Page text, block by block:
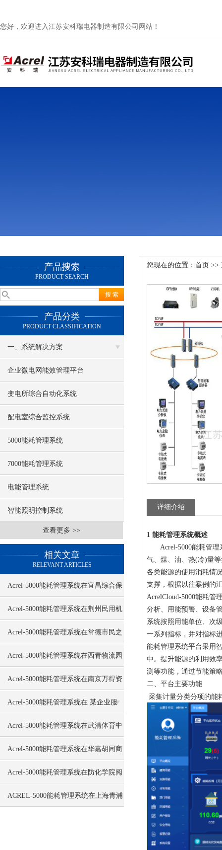
您好，欢迎进入江苏安科瑞电器制造有限公司网站！
产品搜索
PRODUCT SEARCH
产品分类
PRODUCT CLASSIFICATION
一、系统解决方案
企业微电网能效管理平台
变电所综合自动化系统
配电室综合监控系统
5000能耗管理系统
7000能耗管理系统
电能管理系统
智能照明控制系统
查看更多 >>
相关文章
RELEVANT ARTICLES
Acrel-5000能耗管理系统在宜昌综合保
税区及海关监管大楼的应用
Acrel-5000能耗管理系统在荆州民用机
场的应用
Acrel-5000能耗管理系统在常德市民之
家的应用
Acrel-5000能耗管理系统在西青物流园
仓库与附属用房的应用
Acrel-5000能耗管理系统在南京万得资
讯运营中心智能化工程的应用
Acrel-5000能耗管理系统在 某企业服
务中心的应用
Acrel-5000能耗管理系统在武清体育中
心项目的应用
Acrel-5000能耗管理系统在华嘉胡同商
业金融用地项目的应用
Acrel-5000能耗管理系统在防化学院阅
兵村项目的应用
ACREL-5000能耗管理系统在上海青浦
您现在的位置： 首页 >>
详细介绍
1 能耗管理系统概述
Acrel-5000能耗管理
气、煤、油、热(冷)量
各类能源的使用消耗情
支撑，根据以往案例的
AcrelCloud-5000能耗管
分析、用能预警、设备
系统按照用能单位、次
一系列指标，并对指标
能耗管理系统平台采用
中。提升能源的利用效
测等功能，通过节能策
二、平台主要功能
采集计量分类分项的能